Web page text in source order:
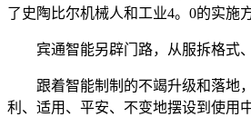
了史陶比尔机械人和工业4。0的实施方
宾通智能另辟门路，从服拆格式、
跟着智能制制的不竭升级和落地，
利、适用、平安、不变地摆设到使用